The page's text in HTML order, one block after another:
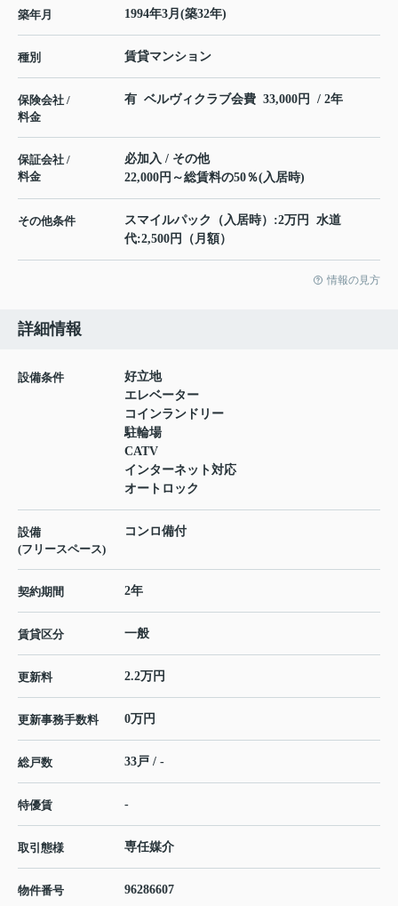
築年月 1994年3月(築32年)
種別 賃貸マンション
保険会社 /
料金
有 ベルヴィクラブ会費 33,000円 / 2年
保証会社 /
料金
必加入 / その他
22,000円～総賃料の50％(入居時)
その他条件
スマイルパック（入居時）:2万円 水道
代:2,500円（月額）
情報の見方
詳細情報
設備条件
好立地
エレベーター
コインランドリー
駐輪場
CATV
インターネット対応
オートロック
設備
(フリースペース)
コンロ備付
契約期間 2年
賃貸区分 一般
更新料 2.2万円
更新事務手数料 0万円
総戸数 33戸 / -
特優賃 -
取引態様 専任媒介
物件番号 96286607